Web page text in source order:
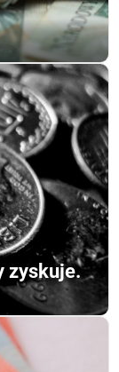
zyskuje.